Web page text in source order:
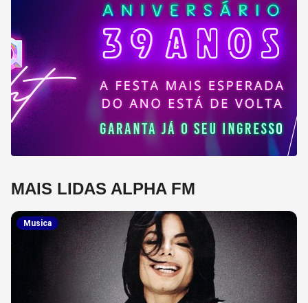
MAIS LIDAS ALPHA FM
Musica